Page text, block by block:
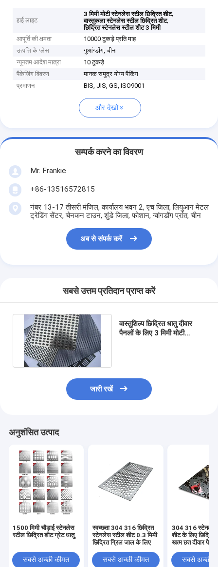
हाई लाइट
3 मिमी मोटी स्टेनलेस स्टील छिद्रित शीट,
वास्तुकला स्टेनलेस स्टील छिद्रित शीट,
छिद्रित स्टेनलेस स्टील शीट 3 मिमी
आपूर्ति की क्षमता
10000 टुकड़े प्रति माह
उत्पत्ति के प्लेस
गुआंग्डोंग, चीन
न्यूनतम आदेश मात्रा
10 टुकड़े
पैकेजिंग विवरण
मानक समुद्र योग्य पैकिंग
प्रमाणन
BIS, JIS, GS, ISO9001
और देखो
सम्पर्क करने का विवरण
Mr. Frankie
+86-13516572815
नंबर 13-17 तीसरी मंजिल, कार्यालय भवन 2, एच जिला, लियुआन मेटल
ट्रेडिंग सेंटर, चेनकन टाउन, शुंडे जिला, फोशान, ग्वांगडोंग प्रांत, चीन
अब से संपर्क करें
सबसे उत्तम प्रतिदान प्राप्त करें
वास्तुशिल्प छिद्रित धातु दीवार
पैनलों के लिए 3 मिमी मोटी
जारी रखें
अनुशंसित उत्पाद
1500 मिमी चौड़ाई स्टेनलेस
स्टील छिद्रित शीट ग्रेट धातु
सबसे अच्छी कीमत
स्वच्छता 304 316 छिद्रित
स्टेनलेस स्टील शीट 0.3 मिमी
छिद्रित ग्रिल जाल के लिए
सबसे अच्छी कीमत
304 316 स्टेनलेस
शीट के लिए छिद्रित
खत्म छत दीवार पैनलों
सबसे अच्छी